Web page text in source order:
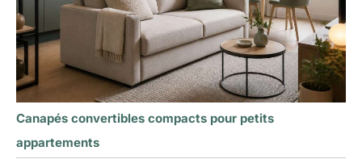
Canapés convertibles compacts pour petits
appartements